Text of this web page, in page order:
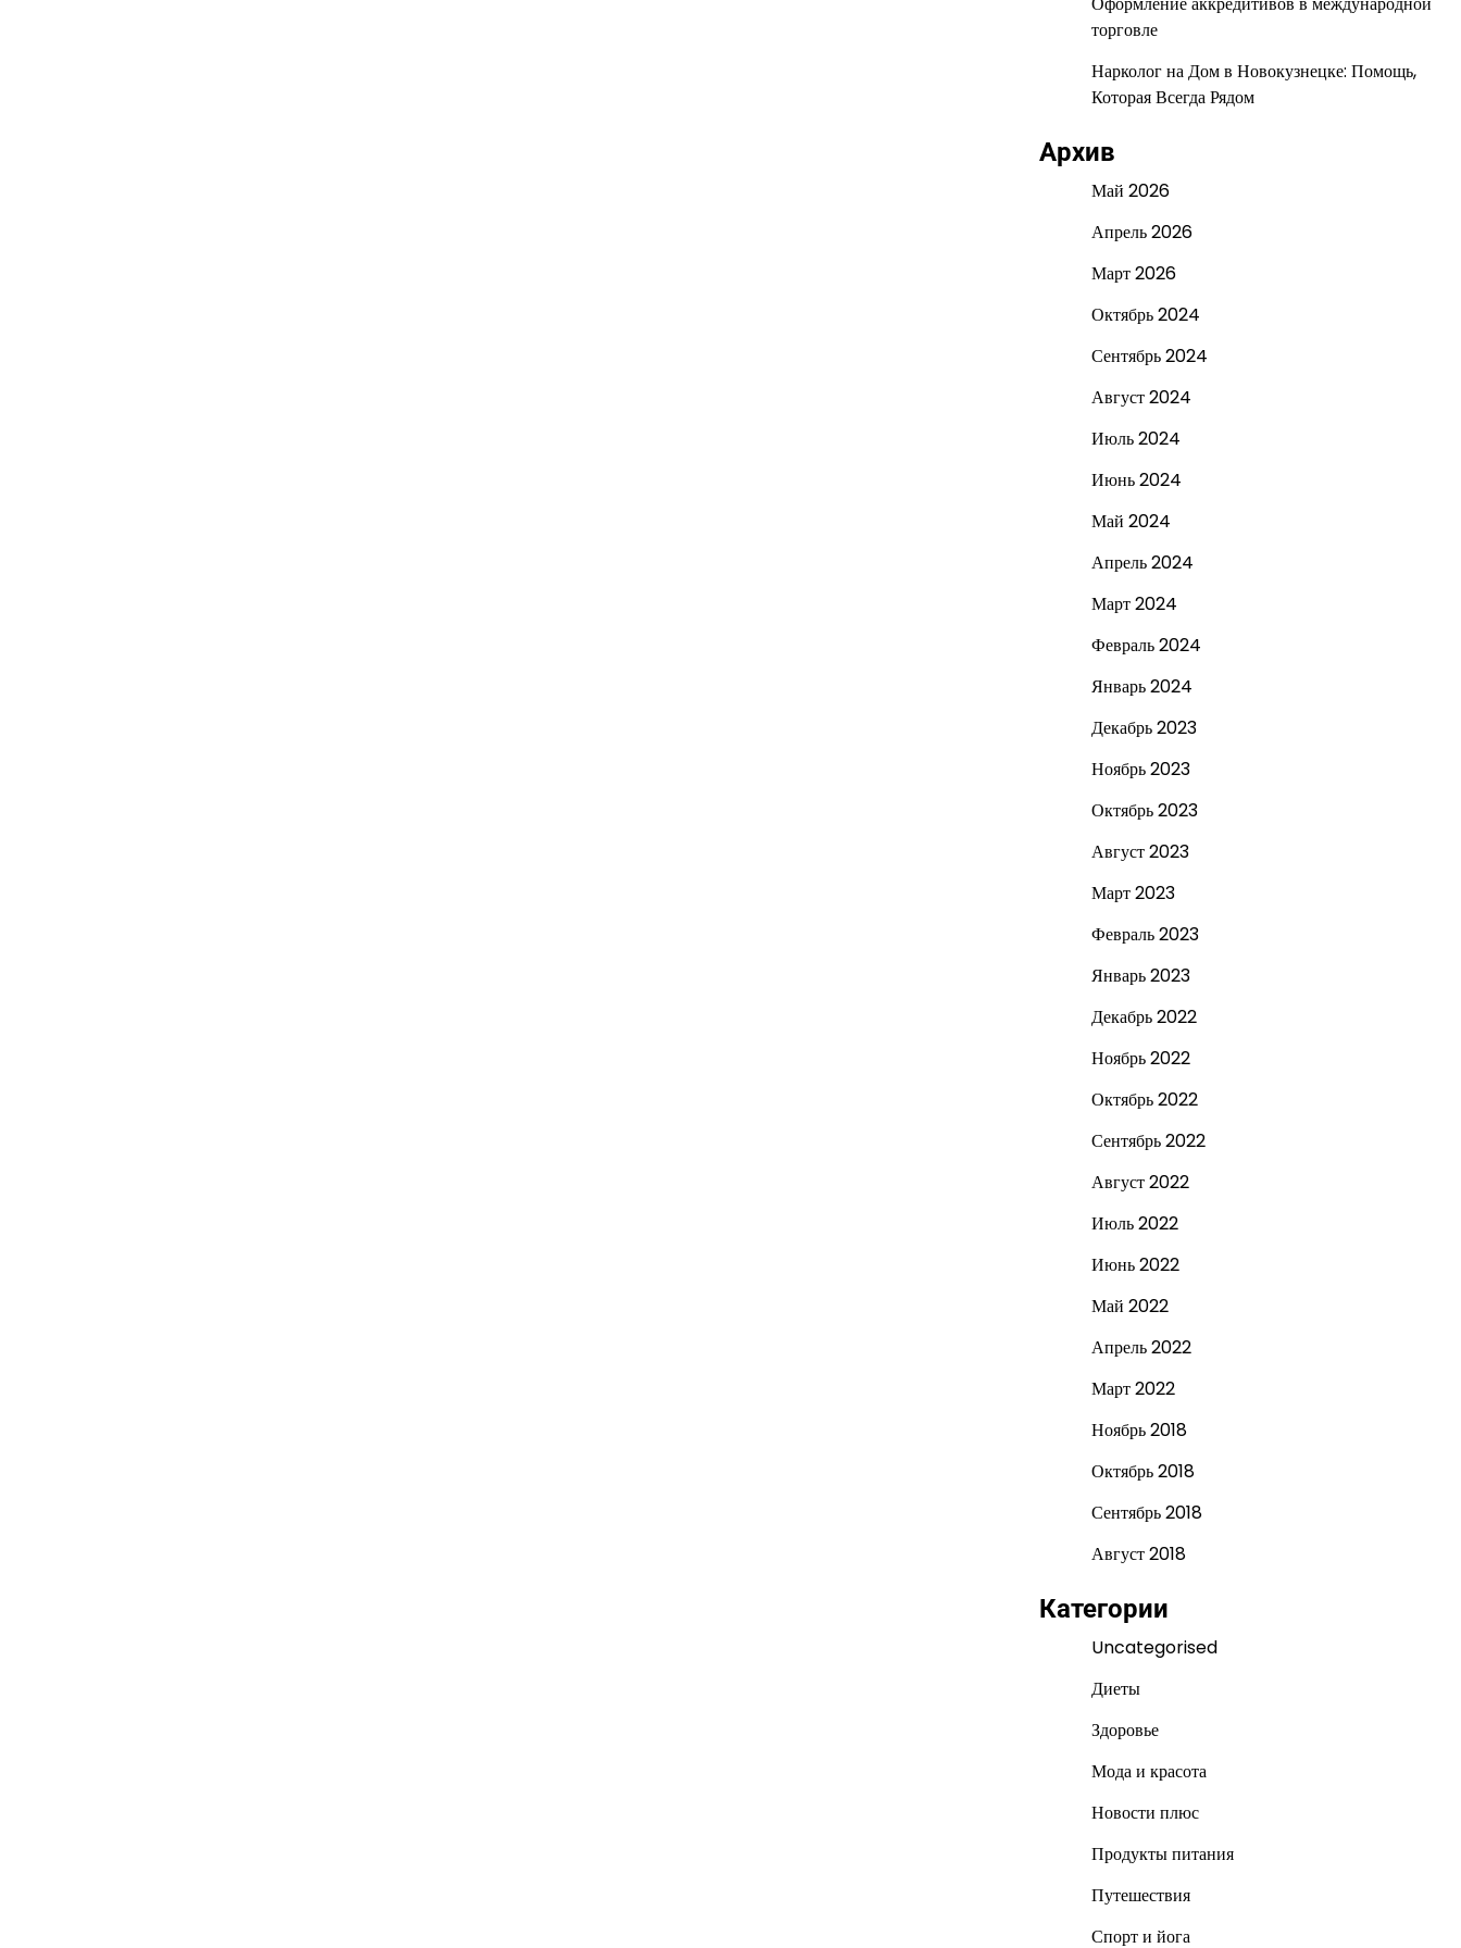
торговле
Нарколог на Дом в Новокузнецке: Помощь,
Которая Всегда Рядом
Архив
Май 2026
Апрель 2026
Март 2026
Октябрь 2024
Сентябрь 2024
Август 2024
Июль 2024
Июнь 2024
Май 2024
Апрель 2024
Март 2024
Февраль 2024
Январь 2024
Декабрь 2023
Ноябрь 2023
Октябрь 2023
Август 2023
Март 2023
Февраль 2023
Январь 2023
Декабрь 2022
Ноябрь 2022
Октябрь 2022
Сентябрь 2022
Август 2022
Июль 2022
Июнь 2022
Май 2022
Апрель 2022
Март 2022
Ноябрь 2018
Октябрь 2018
Сентябрь 2018
Август 2018
Категории
Uncategorised
Диеты
Здоровье
Мода и красота
Новости плюс
Продукты питания
Путешествия
Спорт и йога